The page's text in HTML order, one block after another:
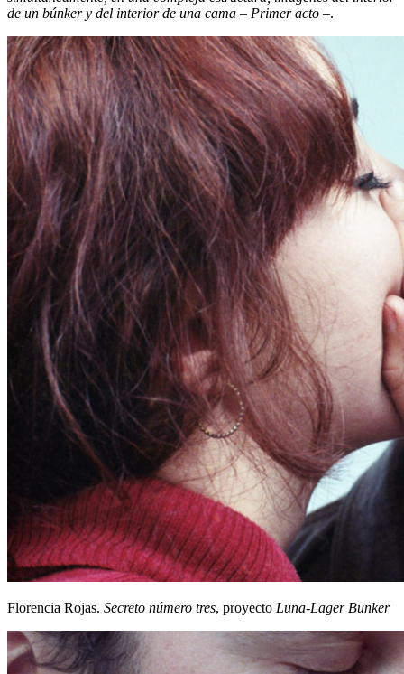
de un búnker y del interior de una cama – Primer acto –.
Florencia Rojas. Secreto número tres, proyecto Luna-Lager Bunker